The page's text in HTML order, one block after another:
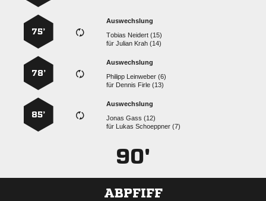
Auswechslung
  
für  
75’
Auswechslung
  
für   
78’
Auswechslung
  
für   
85’
90'
ABPFIFF